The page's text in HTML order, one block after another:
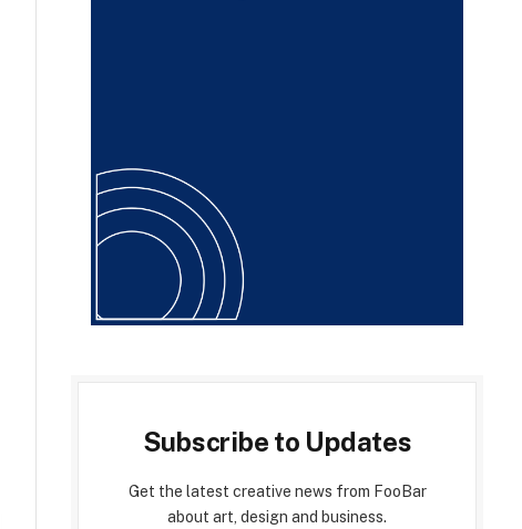
Subscribe to Updates
Get the latest creative news from FooBar
about art, design and business.